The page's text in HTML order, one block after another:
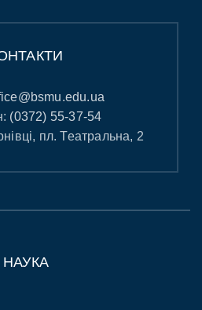
(0372) 55-37-54
пл. Театральна, 2
НАУКА